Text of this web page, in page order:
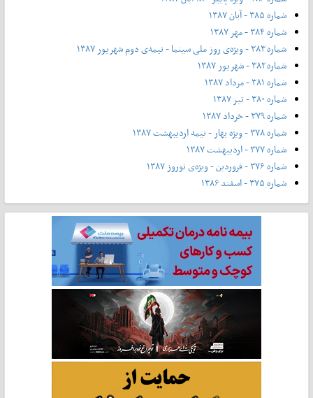
شماره ۳۸۵ - آبان ۱۳۸۷
شماره ۳۸۴ - مهر ۱۳۸۷
شماره ۳۸۳ - ویژه‌ی روز ملی سینما - نیمه‌ی دوم شهریور ۱۳۸۷
شماره ۳۸۲ - شهریور ۱۳۸۷
شماره ۳۸۱ - مرداد ۱۳۸۷
شماره ۳۸۰ - تیر ۱۳۸۷
شماره ۳۷۹ - خرداد ۱۳۸۷
شماره ۳۷۸ - ویژه بهار - نیمه‌ اردیبهشت ۱۳۸۷
شماره ۳۷۷ - اردیبهشت ۱۳۸۷
شماره ۳۷۶ - فروردین - ویژه‌ی نوروز ۱۳۸۷
شماره ۳۷۵ - اسفند ۱۳۸۶